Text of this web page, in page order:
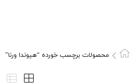
محصولات برچسب خورده “هيوندا ورنا”